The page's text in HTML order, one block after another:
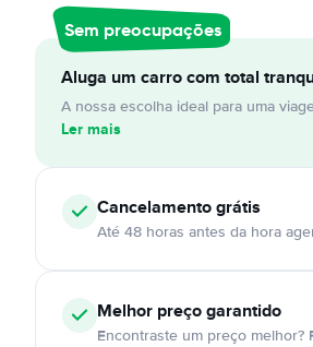
Sem preocupações
Aluga um carro com total
A nossa escolha ideal para uma
Ler mais
Cancelamentográtis
Até 48 horas antes da hora
Melhor preço garantido
Encontraste um preço melhor?